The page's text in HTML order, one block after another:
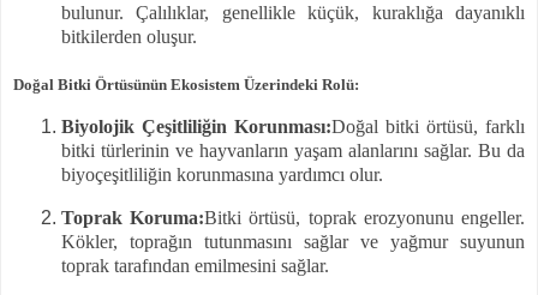
bulunur. Çalılıklar, genellikle küçük, kuraklığa dayanıklı
bitkilerden oluşur.
Doğal Bitki Örtüsünün Ekosistem Üzerindeki Rolü:
Biyolojik Çeşitliliğin Korunması:Doğal bitki örtüsü, farklı
bitki türlerinin ve hayvanların yaşam alanlarını sağlar. Bu da
biyoçeşitliliğin korunmasına yardımcı olur.
Toprak Koruma:Bitki örtüsü, toprak erozyonunu engeller.
Kökler, toprağın tutunmasını sağlar ve yağmur suyunun
toprak tarafından emilmesini sağlar.